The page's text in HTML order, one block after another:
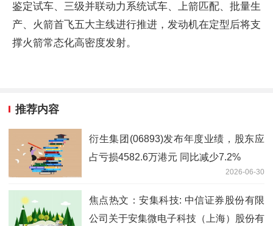
鉴定试车、三级并联动力系统试车、上箭匹配、批量生
产、火箭首飞五大主线进行推进，发动机在定型后将支
撑火箭常态化高密度发射。
推荐内容
衍生集团(06893)发布年度业绩，股东应
占亏损4582.6万港元 同比减少7.2%
2026-06-30
焦点热文：安集科技: 中信证券股份有限
公司关于安集微电子科技（上海）股份有